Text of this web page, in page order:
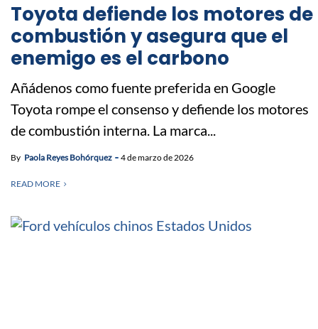
Toyota defiende los motores de
combustión y asegura que el
enemigo es el carbono
Añádenos como fuente preferida en Google
Toyota rompe el consenso y defiende los motores
de combustión interna. La marca...
By Paola Reyes Bohórquez 4 de marzo de 2026
READ MORE